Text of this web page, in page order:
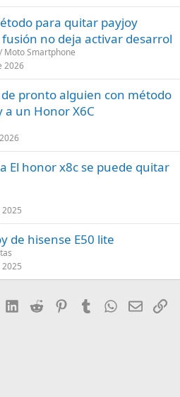
p
s
p
para quitar payjoy
no deja activar desarrol
Moto Smartphone
2026
de pronto alguien con método
un Honor X6C
El honor x8c se puede quitar
2025
de hisense E50 lite
2025
LinkedIn
Reddit PinterestTumblr WhatsApp
Email